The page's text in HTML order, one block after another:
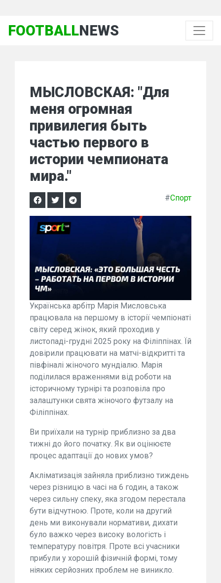
FOOTBALLNEWS
МЫСЛОВСКАЯ: "Для
меня огромная
привилегия быть
частью первого в
истории чемпионата
мира."
#Спорт
Українська арбітр Марія Мисловська
працювала на першому в історії чемпіонаті
світу серед жінок, який проходив у
листопаді-грудні 2025 року на Філіппінах. Їй
довірили працювати на матчі-відкритті та
півфіналі жіночого мундіалю. Марія
поділилася враженнями від роботи на
історичному турнірі та розповіла про
залаштунки свята жіночого футзалу на
Філіппінах.
Ви приїхали на турнір приблизно за два
тижні до його початку. Як ви оцінюєте
процес адаптації до нових умов?
Акліматизація зайняла приблизно тиждень
через різницю в часі на 6 годин, а також
через сильну спеку, яка згодом перестала
бути відчутною. Проте, коли на другий
день ми виконували нормативи, дихати
було важко через високу вологість і
температуру повітря. Проте всі учасники
прибули у хорошій фізичній формі, тому
ніяких серйозних проблем не виникло.